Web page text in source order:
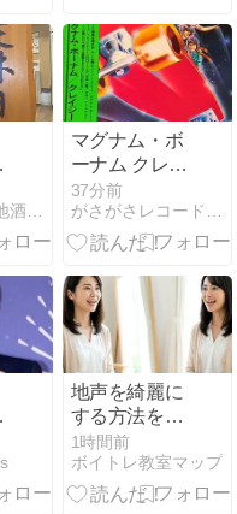
マグナム・ボ
ーナム クレイ
ジー・フィー
リングス
37分前
地声を綺麗に
する方法を見
直すと、話し
声の印象がぐ
っと変わって
1時間前
ボイトレ教室マップ